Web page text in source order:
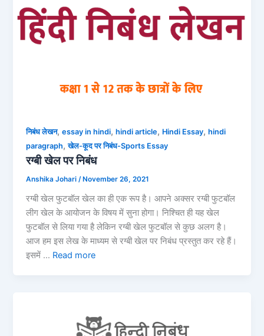
निबंध लेखन,essay in hindi,hindi article, Hindi Essay,hindi
paragraph,खेल-कूद पर निबंध-Sports Essay
रग्बी खेल पर निबंध
Anshika Johari/ November 26, 2021
रग्बी खेल फुटबॉल खेल का ही एक रूप है। आपने अक्सर रग्बी फुटबॉल
लीग खेल के आयोजन के विषय में सुना होगा। निश्चित ही यह खेल
फुटबॉल से लिया गया है लेकिन रग्बी खेल फुटबॉल से कुछ अलग है।
आज हम इस लेख के माध्यम से रग्बी खेल पर निबंध प्रस्तुत कर रहे हैं।
इसमें … Read more